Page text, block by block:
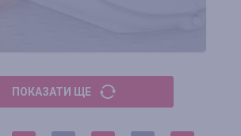
ПОКАЗАТИ ЩЕ